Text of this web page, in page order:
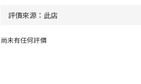
尚未有任何評價